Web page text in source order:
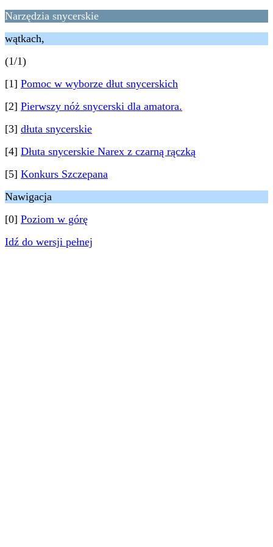
Narzędzia snycerskie
wątkach,
(1/1)
[1] Pomoc w wyborze dłut snycerskich
[2] Pierwszy nóż snycerski dla amatora.
[3] dłuta snycerskie
[4] Dłuta snycerskie Narex z czarną rączką
[5] Konkurs Szczepana
Nawigacja
[0] Poziom w górę
Idź do wersji pełnej